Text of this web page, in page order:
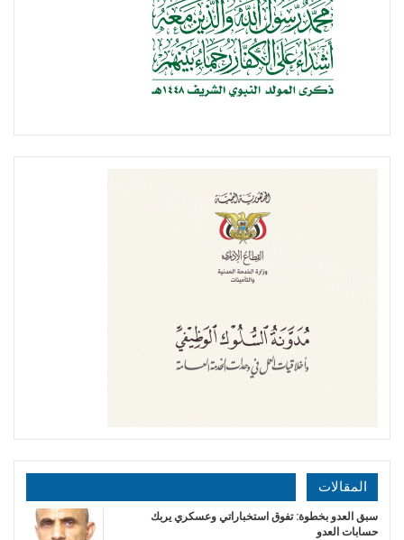
المقالات
سبق العدو بخطوة: تفوق استخباراتي وعسكري يربك
حسابات العدو